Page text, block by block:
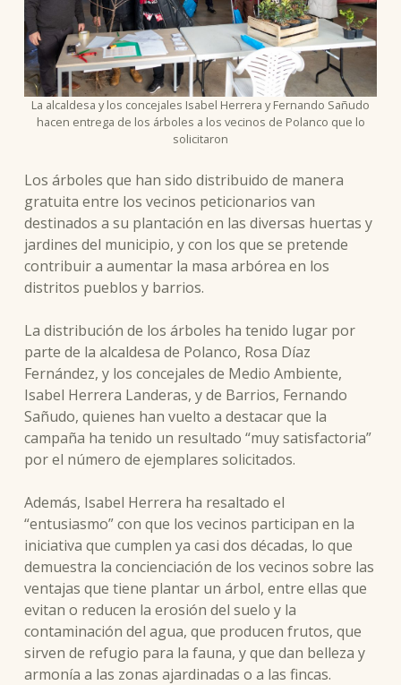
La alcaldesa y los concejales Isabel Herrera y Fernando Sañudo
hacen entrega de los árboles a los vecinos de Polanco que lo
solicitaron
Los árboles que han sido distribuido de manera
gratuita entre los vecinos peticionarios van
destinados a su plantación en las diversas huertas y
jardines del municipio, y con los que se pretende
contribuir a aumentar la masa arbórea en los
distritos pueblos y barrios.
La distribución de los árboles ha tenido lugar por
parte de la alcaldesa de Polanco, Rosa Díaz
Fernández, y los concejales de Medio Ambiente,
Isabel Herrera Landeras, y de Barrios, Fernando
Sañudo, quienes han vuelto a destacar que la
campaña ha tenido un resultado “muy satisfactoria”
por el número de ejemplares solicitados.
Además, Isabel Herrera ha resaltado el
“entusiasmo” con que los vecinos participan en la
iniciativa que cumplen ya casi dos décadas, lo que
demuestra la concienciación de los vecinos sobre las
ventajas que tiene plantar un árbol, entre ellas que
evitan o reducen la erosión del suelo y la
contaminación del agua, que producen frutos, que
sirven de refugio para la fauna, y que dan belleza y
armonía a las zonas ajardinadas o a las fincas.